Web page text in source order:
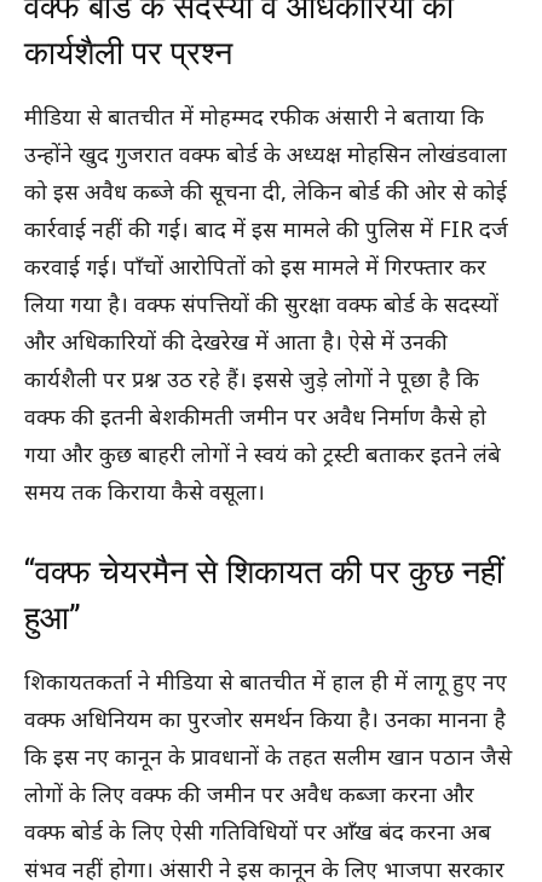
कार्यशैली पर प्रश्न
मीडिया से बातचीत में मोहम्मद रफीक अंसारी ने बताया कि
उन्होंने खुद गुजरात वक्फ बोर्ड के अध्यक्ष मोहसिन लोखंडवाला
को इस अवैध कब्जे की सूचना दी, लेकिन बोर्ड की ओर से कोई
कार्रवाई नहीं की गई। बाद में इस मामले की पुलिस में FIR दर्ज
करवाई गई। पाँचों आरोपितों को इस मामले में गिरफ्तार कर
लिया गया है। वक्फ संपत्तियों की सुरक्षा वक्फ बोर्ड के सदस्यों
और अधिकारियों की देखरेख में आता है। ऐसे में उनकी
कार्यशैली पर प्रश्न उठ रहे हैं। इससे जुड़े लोगों ने पूछा है कि
वक्फ की इतनी बेशकीमती जमीन पर अवैध निर्माण कैसे हो
गया और कुछ बाहरी लोगों ने स्वयं को ट्रस्टी बताकर इतने लंबे
समय तक किराया कैसे वसूला।
“वक्फ चेयरमैन से शिकायत की पर कुछ नहीं
हुआ”
शिकायतकर्ता ने मीडिया से बातचीत में हाल ही में लागू हुए नए
वक्फ अधिनियम का पुरजोर समर्थन किया है। उनका मानना है
कि इस नए कानून के प्रावधानों के तहत सलीम खान पठान जैसे
लोगों के लिए वक्फ की जमीन पर अवैध कब्जा करना और
वक्फ बोर्ड के लिए ऐसी गतिविधियों पर आँख बंद करना अब
संभव नहीं होगा। अंसारी ने इस कानून के लिए भाजपा सरकार